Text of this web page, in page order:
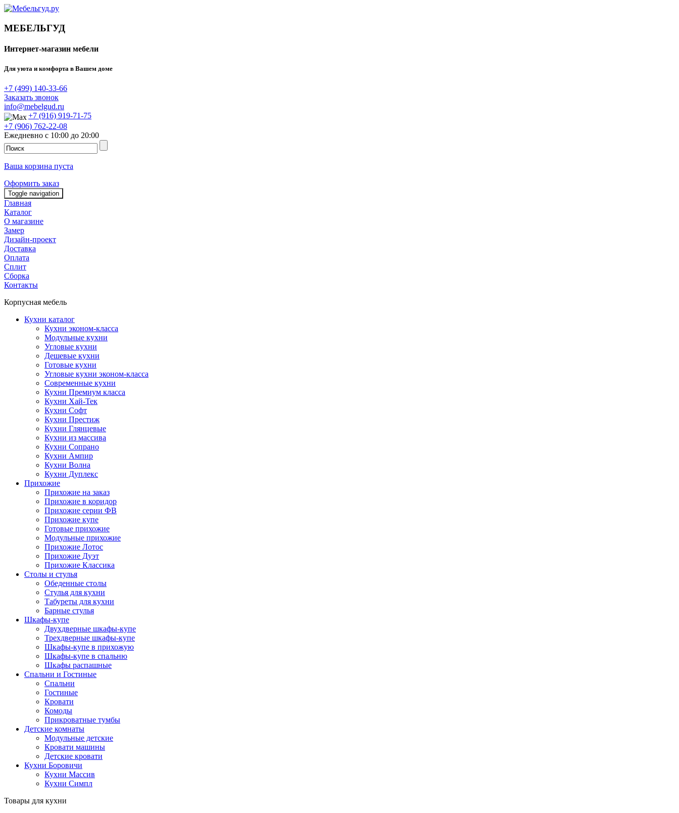
МЕБЕЛЬГУД
Интернет-магазин мебели
Для уюта и комфорта в Вашем доме
+7 (499) 140-33-66
Заказать звонок
info@mebelgud.ru
+7 (916) 919-71-75
+7 (906) 762-22-08
Ежедневно с 10:00 до 20:00
Ваша корзина пуста
Оформить заказ
Toggle navigation
Главная
Каталог
О магазине
Замер
Дизайн-проект
Доставка
Оплата
Сплит
Сборка
Контакты
Корпусная мебель
Кухни каталог
Кухни эконом-класса
Модульные кухни
Угловые кухни
Дешевые кухни
Готовые кухни
Угловые кухни эконом-класса
Современные кухни
Кухни Премиум класса
Кухни Хай-Тек
Кухни Софт
Кухни Престиж
Кухни Глянцевые
Кухни из массива
Кухни Сопрано
Кухни Ампир
Кухни Волна
Кухни Дуплекс
Прихожие
Прихожие на заказ
Прихожие в коридор
Прихожие серии ФВ
Прихожие купе
Готовые прихожие
Модульные прихожие
Прихожие Лотос
Прихожие Дуэт
Прихожие Классика
Столы и стулья
Обеденные столы
Стулья для кухни
Табуреты для кухни
Барные стулья
Шкафы-купе
Двухдверные шкафы-купе
Трехдверные шкафы-купе
Шкафы-купе в прихожую
Шкафы-купе в спальню
Шкафы распашные
Спальни и Гостиные
Спальни
Гостиные
Кровати
Комоды
Прикроватные тумбы
Детские комнаты
Модульные детские
Кровати машины
Детские кровати
Кухни Боровичи
Кухни Массив
Кухни Симпл
Товары для кухни